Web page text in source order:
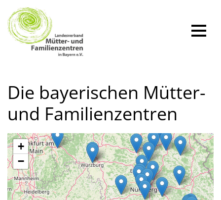
Zum
Inhalt
springen
Die bayerischen Mütter-
und Familienzentren
+
−